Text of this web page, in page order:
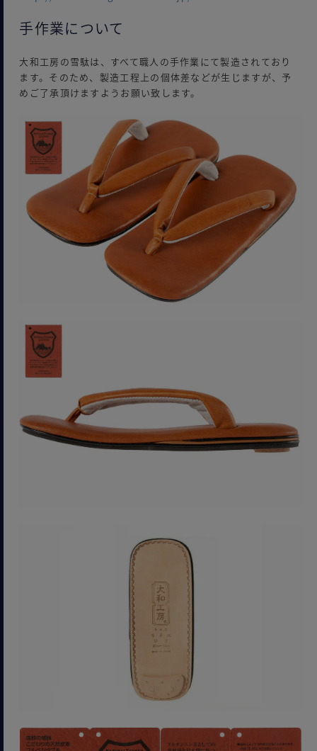
手作業について
大和工房の雪駄は、すべて職人の手作業にて製造されており
ます。そのため、製造工程上の個体差などが生じますが、予
めご了承頂けますようお願い致します。